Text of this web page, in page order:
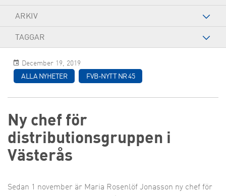
ARKIV
TAGGAR
December 19, 2019
ALLA NYHETER
FVB-NYTT NR 45
Ny chef för
distributionsgruppen i
Västerås
Sedan 1 november är Maria Rosenlöf Jonasson ny chef för